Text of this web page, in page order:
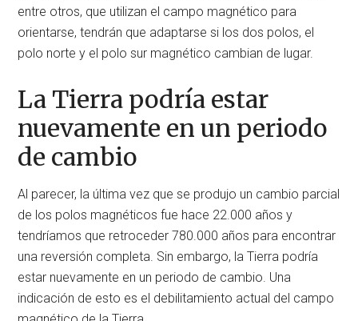
entre otros, que utilizan el campo magnético para
orientarse, tendrán que adaptarse si los dos polos, el
polo norte y el polo sur magnético cambian de lugar.
La Tierra podría estar
nuevamente en un periodo
de cambio
Al parecer, la última vez que se produjo un cambio parcial
de los polos magnéticos fue hace 22.000 años y
tendríamos que retroceder 780.000 años para encontrar
una reversión completa. Sin embargo, la Tierra podría
estar nuevamente en un periodo de cambio. Una
indicación de esto es el debilitamiento actual del campo